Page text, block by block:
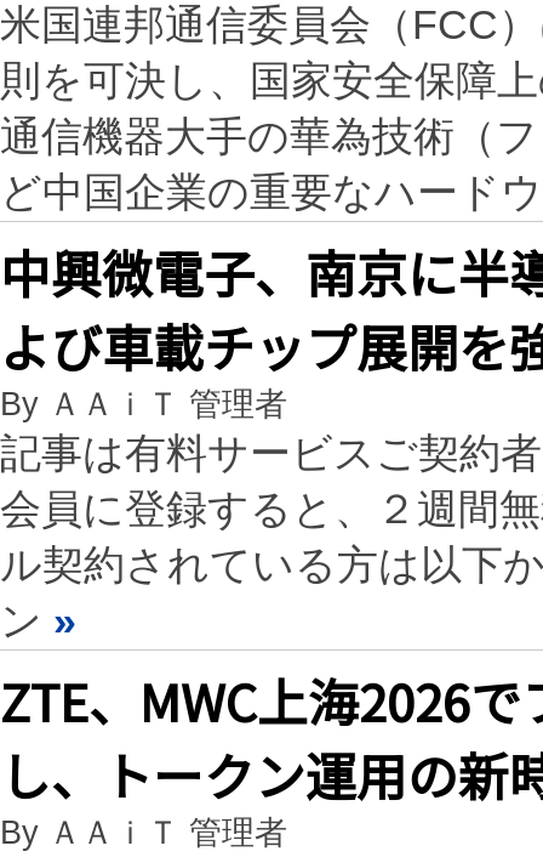
米国連邦通信委員会（FCC
則を可決し、国家安全保障
通信機器大手の華為技術（
ど中国企業の重要なハード
中興微電子、南京に
よび車載チップ展開を
By ＡＡｉＴ 管理者
記事は有料サービスご契約
会員に登録すると、２週間
ル契約されている方は以下
ン »
ZTE、MWC上海2026
し、トークン運用の新
By ＡＡｉＴ 管理者